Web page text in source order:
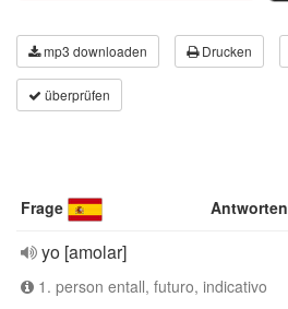
mp3 downloaden Drucken
überprüfen
Frage Antworten
yo [amolar]
1. person entall, futuro, indicativo